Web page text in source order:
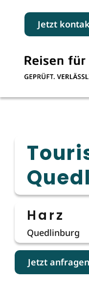
Jetzt
Harz
Quedlinburg
Jetzt anfragen